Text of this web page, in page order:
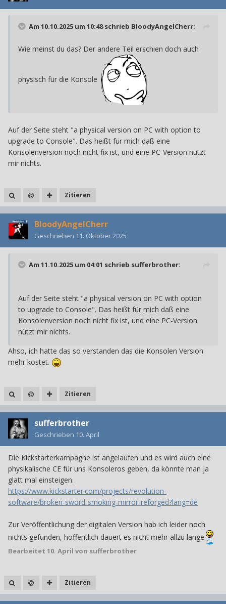
Am 10.10.2025 um 10:48 schrieb BloodyAngelCherr:
Wie meinst du das? Der andere Teil erschien doch auch
physisch für die Konsole
Auf der Seite steht "a physical version on PC with option to
upgrade to Console". Das heißt für mich daß eine
Konsolenversion noch nicht fix ist, und eine PC-Version nützt
mir nichts.
Zitieren
BloodyAngelCherr
Geschrieben 11. Oktober 2025
Am 11.10.2025 um 04:01 schrieb sufferbrother:
Auf der Seite steht "a physical version on PC with option
to upgrade to Console". Das heißt für mich daß eine
Konsolenversion noch nicht fix ist, und eine PC-Version
nützt mir nichts.
Ahso, ich hatte das so verstanden das die Konsolen Version
mehr kostet.
Zitieren
sufferbrother
Geschrieben 10. April
Die Kickstarterkampagne ist angelaufen und es wird auch eine
physikalische CE für uns Konsoleros geben, da könnte man ja
glatt mal einsteigen.
https://www.kickstarter.com/projects/revolution-
software/broken-sword-smoking-mirror-reforged?lang=de
Zur Veröffentlichung der digitalen Version hab ich leider noch
nichts gefunden, hoffentlich dauert es nicht mehr allzu lange.
Bearbeitet 10. April von sufferbrother
Zitieren